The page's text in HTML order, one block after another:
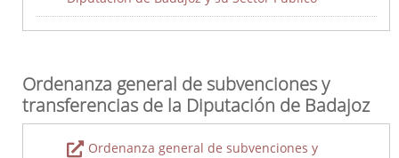
Ordenanza general de subvenciones y
transferencias de la Diputación de Badajoz
Ordenanza general de subvenciones y